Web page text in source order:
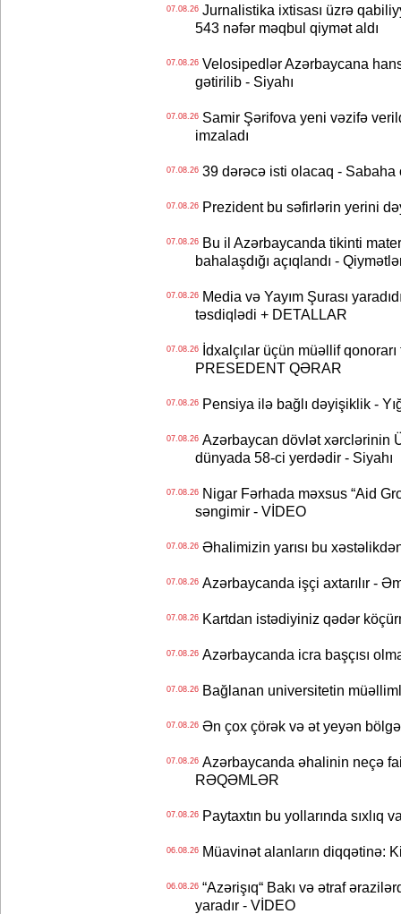
07.08.26Jurnalistika ixtisası üzrə
543 nəfər məqbul qiymət aldı
07.08.26Velosipedlər Azərbaycana
gətirilib - Siyahı
07.08.26Samir Şərifova yeni vəzifə
imzaladı
07.08.2639 dərəcə isti olacaq - Sabaha
07.08.26Prezident bu səfirlərin yerini
07.08.26Bu il Azərbaycanda tikinti
bahalaşdığı açıqlandı -
07.08.26Media və Yayım Şurası
təsdiqlədi + DETALLAR
07.08.26İdxalçılar üçün müəllif
PRESEDENT QƏRAR
07.08.26Pensiya ilə bağlı dəyişiklik -
07.08.26Azərbaycan dövlət xərclərinin
dünyada 58-ci yerdədir - Siyahı
07.08.26Nigar Fərhada məxsus “Aid
səngimir - VİDEO
07.08.26Əhalimizin yarısı bu
07.08.26Azərbaycanda işçi axtarılır -
07.08.26Kartdan istədiyiniz qədər
07.08.26Azərbaycanda icra başçısı
07.08.26Bağlanan universitetin
07.08.26Ən çox çörək və ət yeyən
07.08.26Azərbaycanda əhalinin neçə
RƏQƏMLƏR
07.08.26Paytaxtın bu yollarında sıxlıq
06.08.26Müavinət alanların diqqətinə:
06.08.26“Azərişıq“ Bakı və ətraf
yaradır - VİDEO